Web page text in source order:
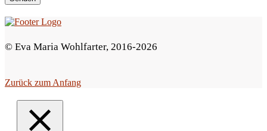
e
l
l
© Eva Maria Wohlfarter, 2016-2026
Zurück zum Anfang